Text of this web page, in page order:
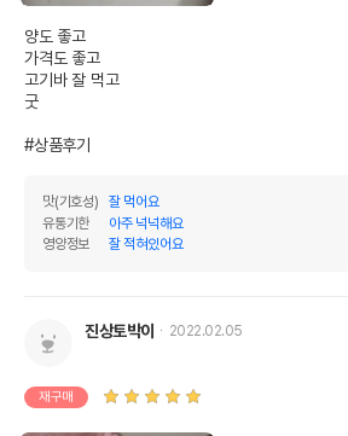
양도 좋고
가격도 좋고
고기바 잘 먹고
굿
#상품후기
맛(기호성)
잘 먹어요
유통기한
아주 넉넉해요
영양정보
잘 적혀있어요
진상토박이 2022.02.05
재구매